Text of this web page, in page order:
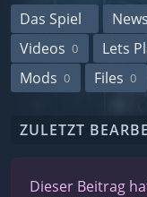
Das Spiel News
Videos 0 Lets
Mods 0 Files 0
ZULETZT
Dieser Beitrag